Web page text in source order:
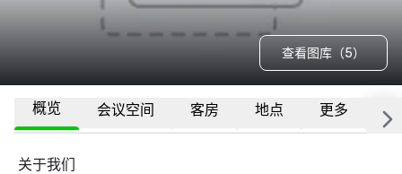
查看图库（5）
概览 会议空间 客房 地点 更多 常
关于我们